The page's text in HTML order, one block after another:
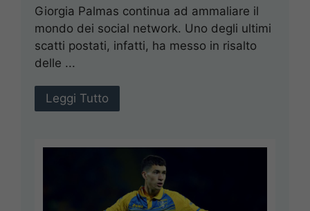
Giorgia Palmas continua ad ammaliare il
mondo dei social network. Uno degli ultimi
scatti postati, infatti, ha messo in risalto
delle ...
Leggi Tutto